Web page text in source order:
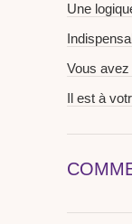
Une
Vous
Il est à